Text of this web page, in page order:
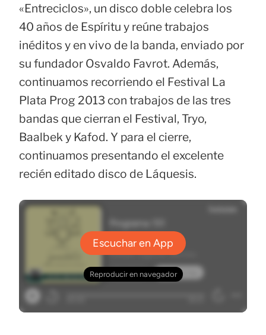
«Entreciclos», un disco doble celebra los
40 años de Espíritu y reúne trabajos
inéditos y en vivo de la banda, enviado por
su fundador Osvaldo Favrot. Además,
continuamos recorriendo el Festival La
Plata Prog 2013 con trabajos de las tres
bandas que cierran el Festival, Tryo,
Baalbek y Kafod. Y para el cierre,
continuamos presentando el excelente
recién editado disco de Láquesis.